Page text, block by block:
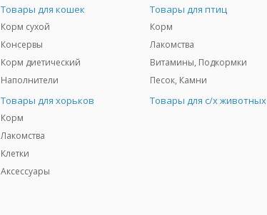
Товары для кошек
Корм сухой
Консервы
Корм диетический
Наполнители
Товары для птиц
Корм
Лакомства
Витамины, Подкормки
Песок, Камни
Товары для хорьков
Корм
Лакомства
Клетки
Аксессуары
Товары для с/х животных